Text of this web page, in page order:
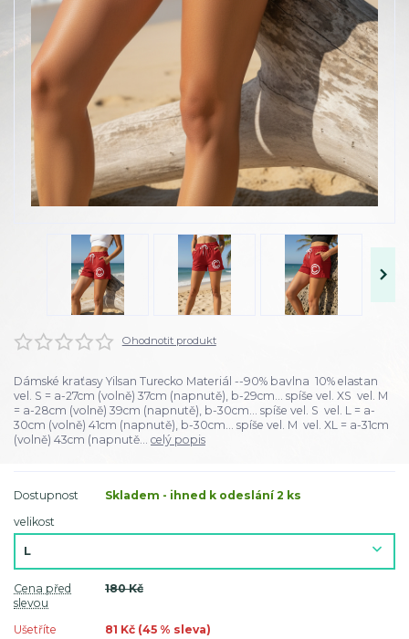
Ohodnotit produkt
Dámské kraťasy Yilsan Turecko Materiál --90% bavlna 10% elastan
vel. S = a-27cm (volně) 37cm (napnutě), b-29cm... spíše vel. XS vel. M
= a-28cm (volně) 39cm (napnutě), b-30cm... spíše vel. S vel. L = a-
30cm (volně) 41cm (napnutě), b-30cm... spíše vel. M vel. XL = a-31cm
(volně) 43cm (napnutě... celý popis
Dostupnost
Skladem - ihned k odeslání 2 ks
velikost
Cena před
slevou
180 Kč
Ušetříte 81 Kč (45 % sleva)